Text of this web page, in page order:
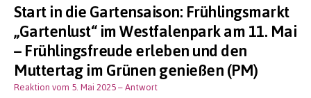
Start in die Gartensaison: Frühlingsmarkt
„Gartenlust“ im Westfalenpark am 11. Mai
– Frühlingsfreude erleben und den
Muttertag im Grünen genießen (PM)
Reaktion vom 5. Mai 2025– Antwort